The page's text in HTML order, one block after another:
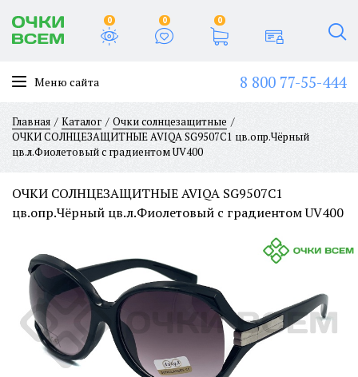
0 0 0
Меню сайта 8 800 77-55-444
Главная Каталог
Очки солнцезащитные
ОЧКИ СОЛНЦЕЗАЩИТНЫЕ AVIQA SG9507C1 цв.опр.Чёрный
цв.л.Фиолетовый с градиентом UV400
ОЧКИ СОЛНЦЕЗАЩИТНЫЕ AVIQA SG9507C1
цв.опр.Чёрный цв.л.Фиолетовый с градиентом UV400